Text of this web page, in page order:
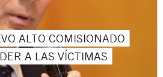
ALTO COMISIONADO
A LAS VÍCTIMAS